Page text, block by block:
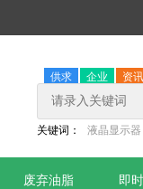
供求 企业 资讯
关键词： 液晶显示器
废弃油脂 即